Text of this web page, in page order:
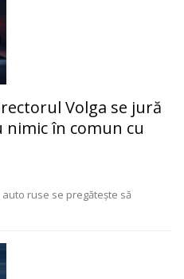
Volga se jură
nimic în comun cu
ruse se pregătește să